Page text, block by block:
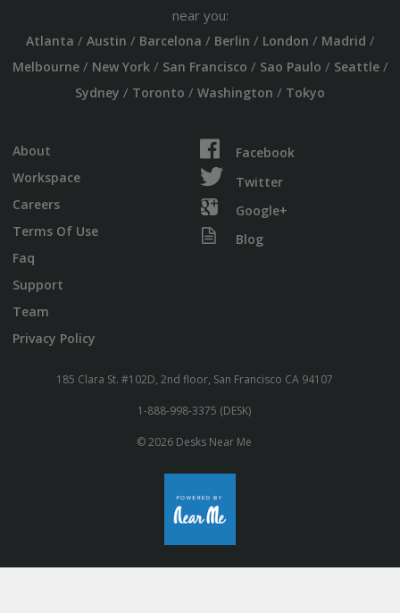
near you:
Atlanta / Austin / Barcelona / Berlin / London / Madrid /
Melbourne/ New York/ San Francisco / Sao Paulo / Seattle/
Sydney / Toronto / Washington / Tokyo
About
Workspace
Careers
Terms Of Use
Faq
Support
Team
Privacy Policy
Facebook
Twitter
Google+
Blog
185 Clara St. #102D, 2nd floor, San Francisco CA 94107
1-888-998-3375 (DESK)
© 2026 Desks Near Me